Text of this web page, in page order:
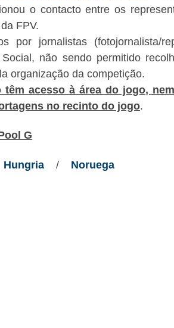
o contacto entre os
FPV.
por jornalistas (fotojornalista/
não sendo permitido
organização da competição.
acesso à área do jogo,
no recinto do jogo.
G
Hungria/ Noruega